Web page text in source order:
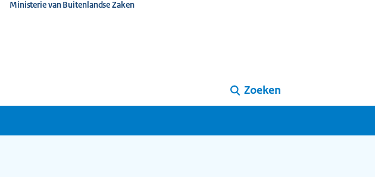
Ministerie van Buitenlandse Zaken
Zoeken